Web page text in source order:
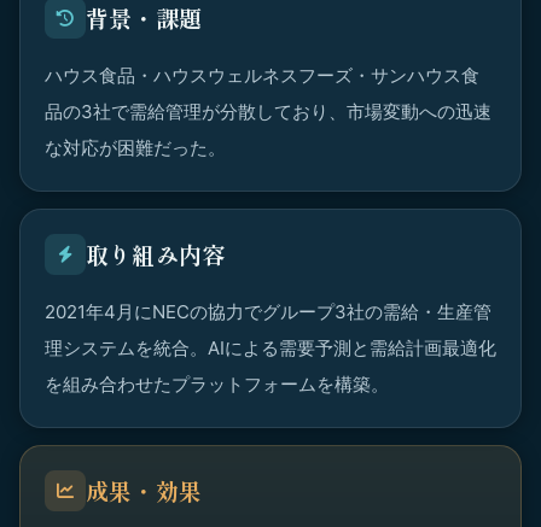
背景・課題
ハウス食品・ハウスウェルネスフーズ・サンハウス食
品の3社で需給管理が分散しており、市場変動への迅速
な対応が困難だった。
取り組み内容
2021年4月にNECの協力でグループ3社の需給・生産管
理システムを統合。AIによる需要予測と需給計画最適化
を組み合わせたプラットフォームを構築。
成果・効果